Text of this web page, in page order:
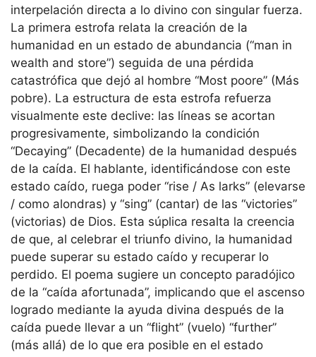
interpelación directa a lo divino con singular fuerza.
La primera estrofa relata la creación de la
humanidad en un estado de abundancia (“man in
wealth and store”) seguida de una pérdida
catastrófica que dejó al hombre “Most poore” (Más
pobre). La estructura de esta estrofa refuerza
visualmente este declive: las líneas se acortan
progresivamente, simbolizando la condición
“Decaying” (Decadente) de la humanidad después
de la caída. El hablante, identificándose con este
estado caído, ruega poder “rise / As larks” (elevarse
/ como alondras) y “sing” (cantar) de las “victories”
(victorias) de Dios. Esta súplica resalta la creencia
de que, al celebrar el triunfo divino, la humanidad
puede superar su estado caído y recuperar lo
perdido. El poema sugiere un concepto paradójico
de la “caída afortunada”, implicando que el ascenso
logrado mediante la ayuda divina después de la
caída puede llevar a un “flight” (vuelo) “further”
(más allá) de lo que era posible en el estado